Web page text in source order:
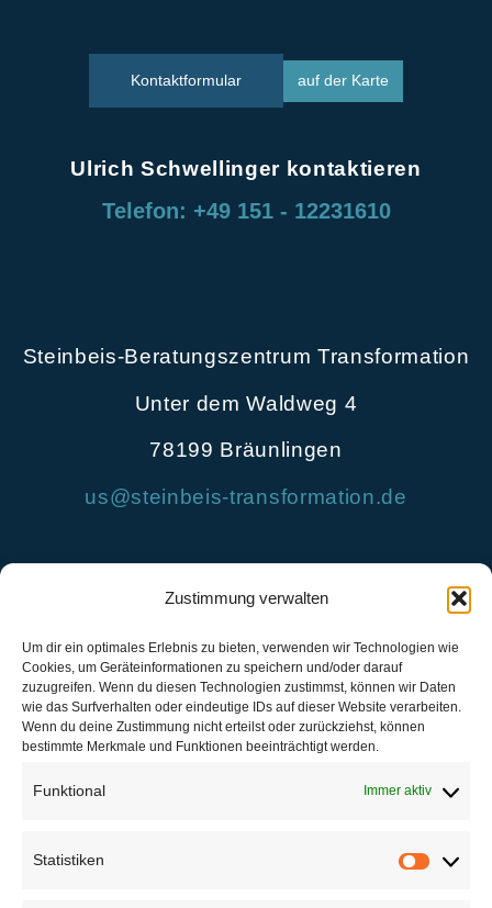
Zustimmung verwalten
Um dir ein optimales Erlebnis zu bieten, verwenden wir Technologien wie
Cookies, um Geräteinformationen zu speichern und/oder darauf
zuzugreifen. Wenn du diesen Technologien zustimmst, können wir Daten
wie das Surfverhalten oder eindeutige IDs auf dieser Website verarbeiten.
Wenn du deine Zustimmung nicht erteilst oder zurückziehst, können
bestimmte Merkmale und Funktionen beeinträchtigt werden.
Funktional Immer aktiv
Statistiken
Kontaktformular auf der Karte
Ulrich Schwellinger kontaktieren
Telefon: +49 151 - 12231610
Steinbeis-Beratungszentrum Transformation
Unter dem Waldweg 4
78199 Bräunlingen
us@steinbeis-transformation.de
regional in Baden-Württemberg
in Automotive und Anlagenbau